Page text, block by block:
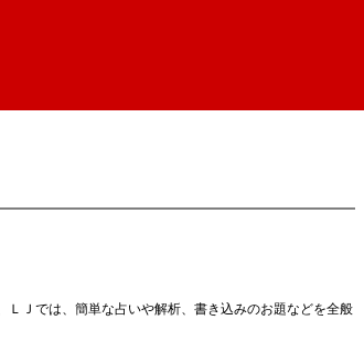
Ｊでは、簡単な占いや解析、書き込みのお題などを全般